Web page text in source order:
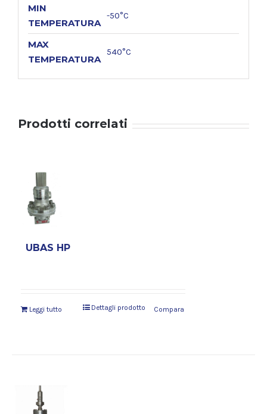
MIN
TEMPERATURA
-50°C
MAX
TEMPERATURA
540°C
Prodotti correlati
UBAS HP
Leggi tutto Dettagli prodotto Compara